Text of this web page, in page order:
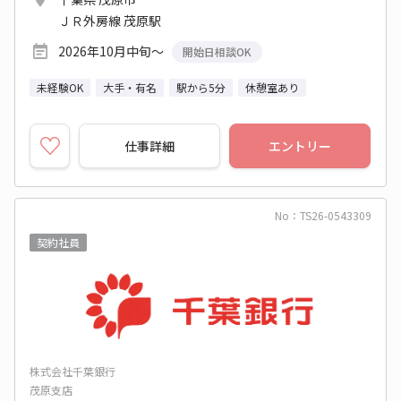
ＪＲ外房線 茂原駅
2026年10月中旬～
開始日相談OK
未経験OK 大手・有名 駅から5分 休憩室あり
仕事詳細 エントリー
No：TS26-0543309
契約社員
株式会社千葉銀行
茂原支店